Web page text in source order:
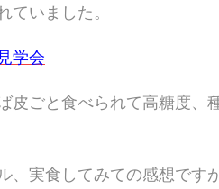
ていました。
学会
皮ごと食べられて高糖度、
、実食してみての感想です